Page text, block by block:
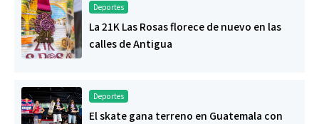
Deportes
La 21K Las Rosas florece de nuevo en las
calles de Antigua
Deportes
El skate gana terreno en Guatemala con